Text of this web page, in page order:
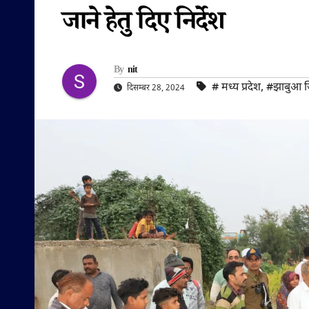
जाने हेतु दिए निर्देश
By nit
दिसम्बर 28, 2024 #‌ मध्य प्रदेश, #झाबुआ